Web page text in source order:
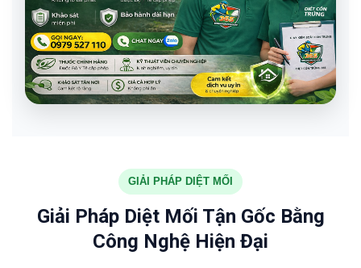
GIẢI PHÁP DIỆT MỐI
Giải Pháp Diệt Mối Tận Gốc Bằng
Công Nghệ Hiện Đại